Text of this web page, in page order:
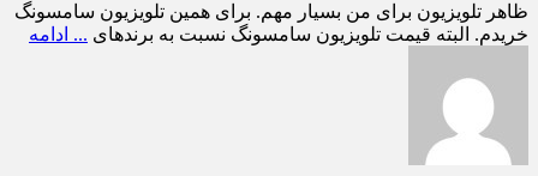
ظاهر تلویزیون برای من بسیار مهم. برای همین تلویزیون سامسونگ
خریدم. البته قیمت تلویزیون سامسونگ نسبت به برندهای ... ادامه